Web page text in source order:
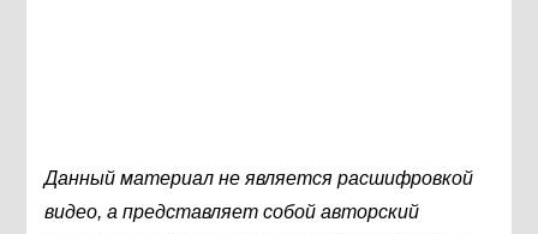
Данный материал не является расшифровкой
видео, а представляет собой авторский